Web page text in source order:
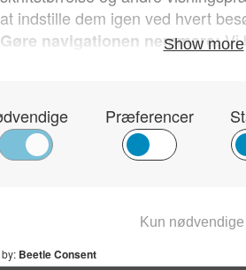
er direkte styret af
kontekst, beslutningerne træffes i,
årsag til at grænsen for,
forskudt.
men det siger noget om et
grænsen, mens kriterierne
at det ikke kun handler om
perspektiver.